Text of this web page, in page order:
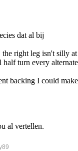
dat al bij
right leg isn't silly at
half turn every alternate
backing I could make
al vertellen.